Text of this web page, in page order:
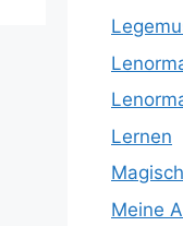
Lernen
Meine